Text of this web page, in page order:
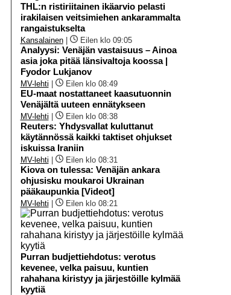
THL:n ristiriitainen ikäarvio pelasti
irakilaisen veitsimiehen ankarammalta
rangaistukselta
Kansalainen| Eilen klo 09:05
Analyysi: Venäjän vastaisuus – Ainoa
asia joka pitää länsivaltoja koossa |
Fyodor Lukjanov
MV-lehti Eilen klo 08:49
EU-maat nostattaneet kaasutuonnin
Venäjältä uuteen ennätykseen
MV-lehti Eilen klo 08:38
Reuters: Yhdysvallat kuluttanut
käytännössä kaikki taktiset ohjukset
iskuissa Iraniin
MV-lehti Eilen klo 08:31
Kiova on tulessa: Venäjän ankara
ohjusisku moukaroi Ukrainan
pääkaupunkia [Videot]
MV-lehti Eilen klo 08:21
Purran budjettiehdotus: verotus
kevenee, velka paisuu, kuntien
rahahana kiristyy ja järjestöille kylmää
kyytiä